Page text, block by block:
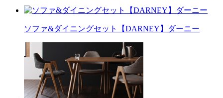
ソファ&ダイニングセット【DARNEY】ダーニー